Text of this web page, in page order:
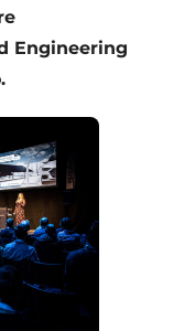
Engineering